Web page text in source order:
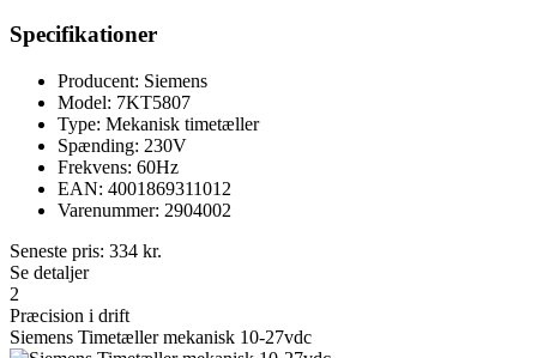
Specifikationer
Producent: Siemens
Model: 7KT5807
Type: Mekanisk timetæller
Spænding: 230V
Frekvens: 60Hz
EAN: 4001869311012
Varenummer: 2904002
Seneste pris: 334 kr.
Se detaljer
2
Præcision i drift
Siemens Timetæller mekanisk 10-27vdc